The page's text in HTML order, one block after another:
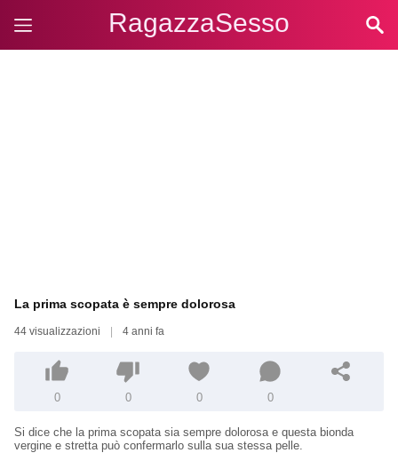
RagazzaSesso
La prima scopata è sempre dolorosa
44 visualizzazioni 4 anni fa
0 0 0 0
Si dice che la prima scopata sia sempre dolorosa e questa bionda
vergine e stretta può confermarlo sulla sua stessa pelle.